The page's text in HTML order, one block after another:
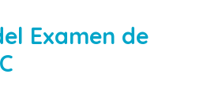
Examen de